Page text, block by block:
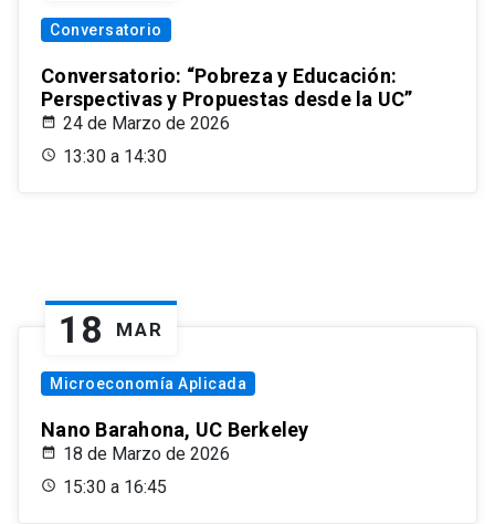
Conversatorio
Conversatorio: “Pobreza y Educación:
Perspectivas y Propuestas desde la UC”
24 de Marzo de 2026
13:30 a 14:30
18 MAR
Microeconomía Aplicada
Nano Barahona, UC Berkeley
18 de Marzo de 2026
15:30 a 16:45